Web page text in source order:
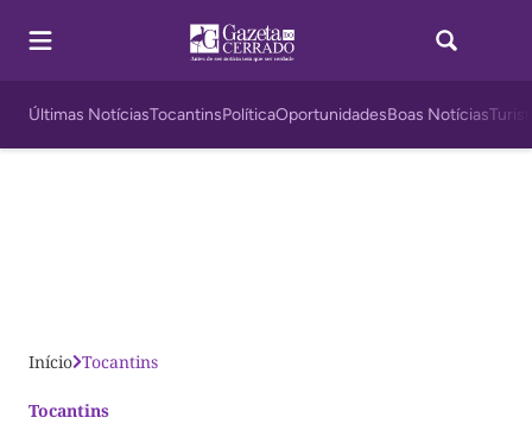
Últimas NotíciasTocantinsPolíticaOportunidadesBoas Notícias
Início Tocantins
Tocantins